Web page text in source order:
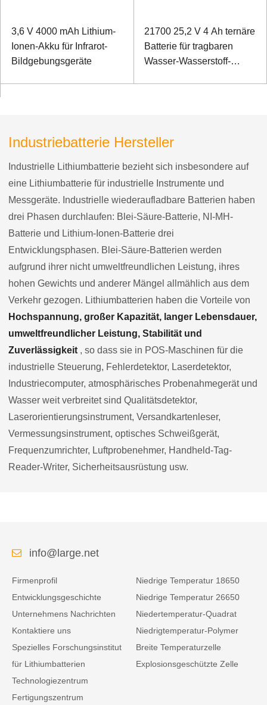
3,6 V 4000 mAh Lithium-
Ionen-Akku für Infrarot-
Bildgebungsgeräte
21700 25,2 V 4 Ah ternäre
Batterie für tragbaren
Wasser-Wasserstoff-
Industriebatterie Hersteller
Industrielle Lithiumbatterie bezieht sich insbesondere auf
eine Lithiumbatterie für industrielle Instrumente und
Messgeräte. Industrielle wiederaufladbare Batterien haben
drei Phasen durchlaufen: Blei-Säure-Batterie, NI-MH-
Batterie und Lithium-Ionen-Batterie drei
Entwicklungsphasen. Blei-Säure-Batterien werden
aufgrund ihrer nicht umweltfreundlichen Leistung, ihres
hohen Gewichts und anderer Mängel allmählich aus dem
Verkehr gezogen. Lithiumbatterien haben die Vorteile von
Hochspannung, großer Kapazität, langer Lebensdauer,
umweltfreundlicher Leistung, Stabilität und
Zuverlässigkeit , so dass sie in POS-Maschinen für die
industrielle Steuerung, Fehlerdetektor, Laserdetektor,
Industriecomputer, atmosphärisches Probenahmegerät und
Wasser weit verbreitet sind Qualitätsdetektor,
Laserorientierungsinstrument, Versandkartenleser,
Vermessungsinstrument, optisches Schweißgerät,
Frequenzumrichter, Luftprobenehmer, Handheld-Tag-
Reader-Writer, Sicherheitsausrüstung usw.
info@large.net
Firmenprofil
Entwicklungsgeschichte
Unternehmens Nachrichten
Kontaktiere uns
Spezielles Forschungsinstitut
für Lithiumbatterien
Technologiezentrum
Fertigungszentrum
Niedrige Temperatur 18650
Niedrige Temperatur 26650
Niedertemperatur-Quadrat
Niedrigtemperatur-Polymer
Breite Temperaturzelle
Explosionsgeschützte Zelle